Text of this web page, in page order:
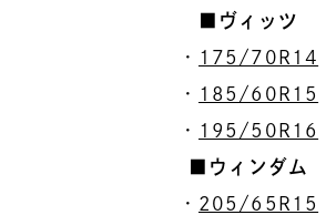
■ヴィッツ
・ 175/70R14
・ 185/60R15
・ 195/50R16
■ウィンダム
・ 205/65R15